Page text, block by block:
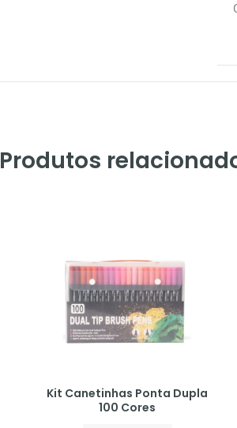
Produtos
Kit Canetinhas Ponta Dupla
100 Cores